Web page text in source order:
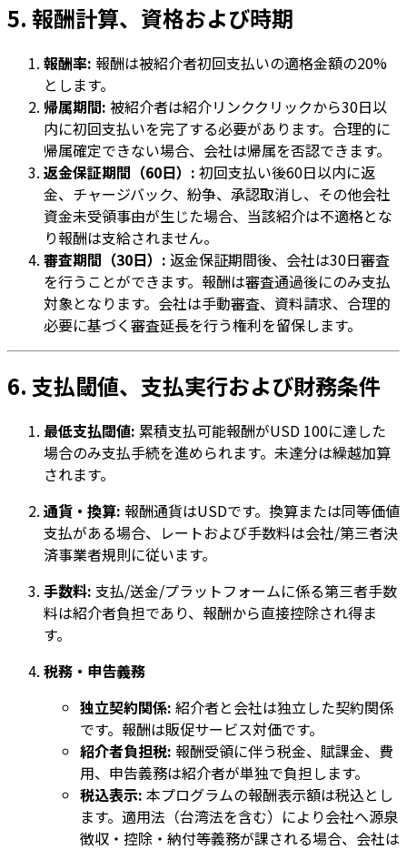
5. 報酬計算、資格および時期
報酬率: 報酬は被紹介者初回支払いの適格金額の20%
とします。
帰属期間: 被紹介者は紹介リンククリックから30日以
内に初回支払いを完了する必要があります。合理的に
帰属確定できない場合、会社は帰属を否認できます。
返金保証期間（60日）: 初回支払い後60日以内に返
金、チャージバック、紛争、承認取消し、その他会社
資金未受領事由が生じた場合、当該紹介は不適格とな
り報酬は支給されません。
審査期間（30日）: 返金保証期間後、会社は30日審査
を行うことができます。報酬は審査通過後にのみ支払
対象となります。会社は手動審査、資料請求、合理的
必要に基づく審査延長を行う権利を留保します。
6. 支払閾値、支払実行および財務条件
最低支払閾値: 累積支払可能報酬がUSD 100に達した
場合のみ支払手続を進められます。未達分は繰越加算
されます。
通貨・換算: 報酬通貨はUSDです。換算または同等価値
支払がある場合、レートおよび手数料は会社/第三者決
済事業者規則に従います。
手数料: 支払/送金/プラットフォームに係る第三者手数
料は紹介者負担であり、報酬から直接控除され得ま
す。
税務・申告義務
独立契約関係: 紹介者と会社は独立した契約関係
です。報酬は販促サービス対価です。
紹介者負担税: 報酬受領に伴う税金、賦課金、費
用、申告義務は紹介者が単独で負担します。
税込表示: 本プログラムの報酬表示額は税込とし
ます。適用法（台湾法を含む）により会社へ源泉
徴収・控除・納付等義務が課される場合、会社は